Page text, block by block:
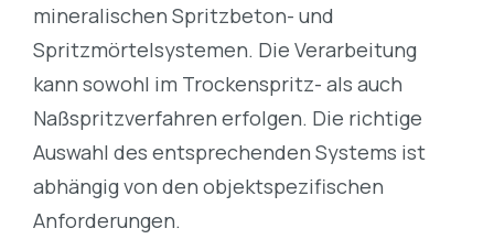
mineralischen Spritzbeton- und
Spritzmörtelsystemen. Die Verarbeitung
kann sowohl im Trockenspritz- als auch
Naßspritzverfahren erfolgen. Die richtige
Auswahl des entsprechenden Systems ist
abhängig von den objektspezifischen
Anforderungen.